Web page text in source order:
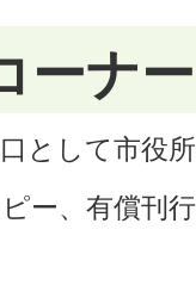
ーナ
として市役
ー、有償刊